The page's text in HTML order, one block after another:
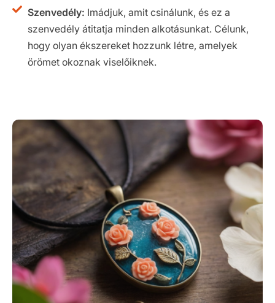
Szenvedély: Imádjuk, amit csinálunk, és ez a
szenvedély átitatja minden alkotásunkat. Célunk,
hogy olyan ékszereket hozzunk létre, amelyek
örömet okoznak viselőiknek.